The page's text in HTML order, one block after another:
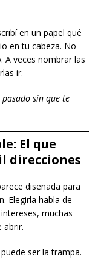
en un papel qué
en tu cabeza. No
veces nombrar las
ir.
sin que te
El que
direcciones
diseñada para
Elegirla habla de
muchas
abrir.
ser la trampa.